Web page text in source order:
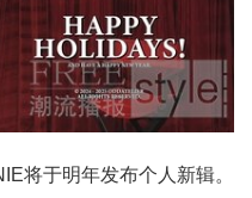
将于明年发布个人新辑。